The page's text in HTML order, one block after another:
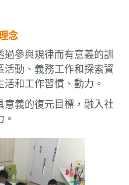
念
過參與規律而有意義的訓
活動、義務工作和探索資
和工作習慣、動力。
意義的復元目標，融入社